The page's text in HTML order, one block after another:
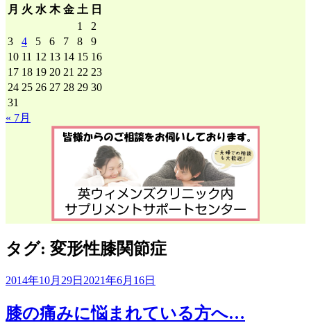
月 火 水 木 金 土 日
1
2
3
4 5 6 7 8
9
10 11 12 13 14 15 16
17 18 19 20 21 22 23
24 25 26 27 28 29 30
31
« 7月
タグ: 変形性膝関節症
2014年10月29日 2021年6月16日
膝の痛みに悩まれている方へ…